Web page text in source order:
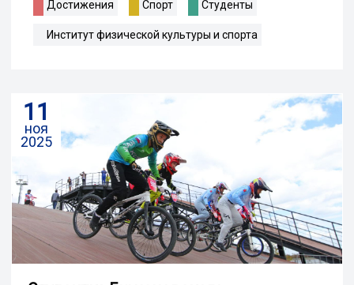
Достижения Спорт Студенты
Институт физической культуры и спорта
11
ноя
2025